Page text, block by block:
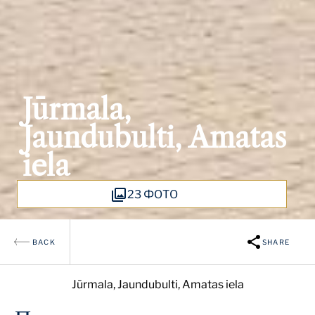
Jūrmala,
Jaundubulti, Amatas
iela
23 ФОТО
BACK SHARE
Jūrmala, Jaundubulti, Amatas iela